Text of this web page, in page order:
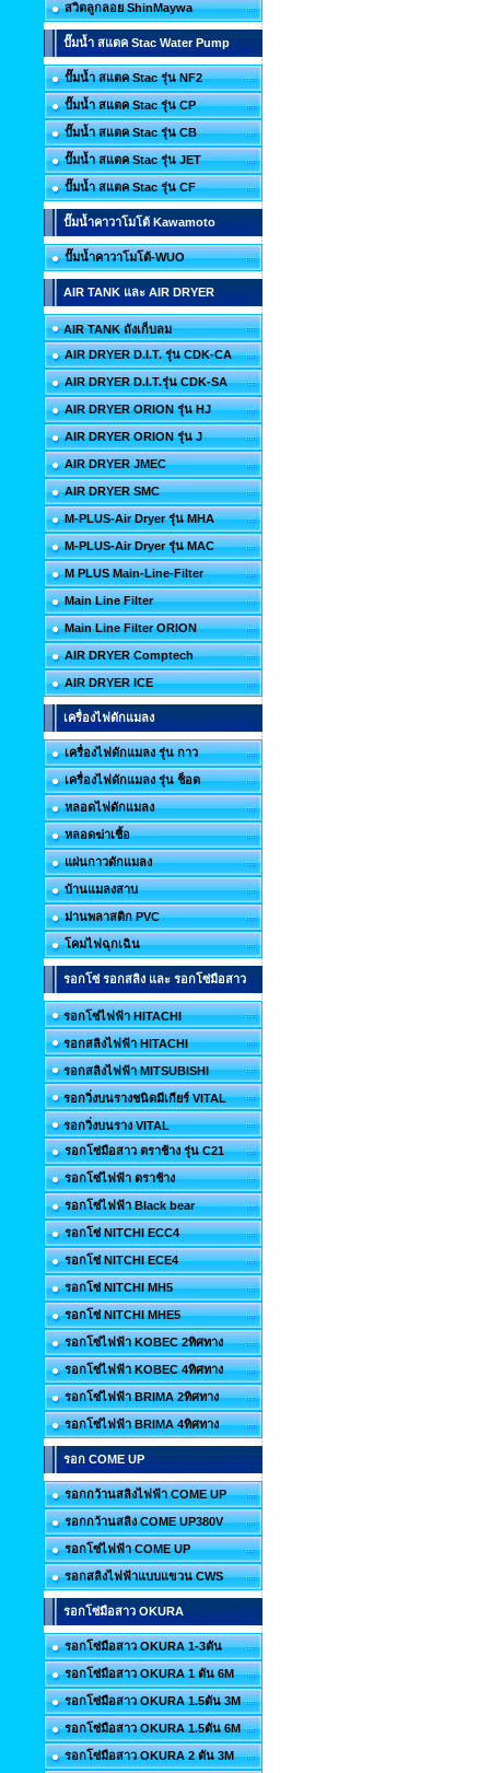
สวิตลูกลอย ShinMaywa
ปั๊มน้ำ สแตค Stac Water Pump
ปั๊มน้ำ สแตค Stac รุ่น NF2
ปั๊มน้ำ สแตค Stac รุ่น CP
ปั๊มน้ำ สแตค Stac รุ่น CB
ปั๊มน้ำ สแตค Stac รุ่น JET
ปั๊มน้ำ สแตค Stac รุ่น CF
ปั๊มน้ำคาวาโมโต้ Kawamoto
ปั๊มน้ำคาวาโมโต้-WUO
AIR TANK และ AIR DRYER
AIR TANK ถังเก็บลม
AIR DRYER D.I.T. รุ่น CDK-CA
AIR DRYER D.I.T.รุ่น CDK-SA
AIR DRYER ORION รุ่น HJ
AIR DRYER ORION รุ่น J
AIR DRYER JMEC
AIR DRYER SMC
M-PLUS-Air Dryer รุ่น MHA
M-PLUS-Air Dryer รุ่น MAC
M PLUS Main-Line-Filter
Main Line Filter
Main Line Filter ORION
AIR DRYER Comptech
AIR DRYER ICE
เครื่องไฟดักแมลง
เครื่องไฟดักแมลง รุ่น กาว
เครื่องไฟดักแมลง รุ่น ช็อต
หลอดไฟดักแมลง
หลอดฆ่าเชื้อ
แผ่นกาวดักแมลง
บ้านแมลงสาบ
ม่านพลาสติก PVC
โคมไฟฉุกเฉิน
รอกโซ่ รอกสลิง และ รอกโซ่มือสาว
รอกโซ่ไฟฟ้า HITACHI
รอกสลิงไฟฟ้า HITACHI
รอกสลิงไฟฟ้า MITSUBISHI
รอกวิ่งบนรางชนิดมีเกียร์ VITAL
รอกวิ่งบนราง VITAL
รอกโซ่มือสาว ตราช้าง รุ่น C21
รอกโซ่ไฟฟ้า ตราช้าง
รอกโซ่ไฟฟ้า Black bear
รอกโซ่ NITCHI ECC4
รอกโซ่ NITCHI ECE4
รอกโซ่ NITCHI MH5
รอกโซ่ NITCHI MHE5
รอกโซ่ไฟฟ้า KOBEC 2ทิศทาง
รอกโซ่ไฟฟ้า KOBEC 4ทิศทาง
รอกโซ่ไฟฟ้า BRIMA 2ทิศทาง
รอกโซ่ไฟฟ้า BRIMA 4ทิศทาง
รอก COME UP
รอกกว้านสลิงไฟฟ้า COME UP
รอกกว้านสลิง COME UP380V
รอกโซ่ไฟฟ้า COME UP
รอกสลิงไฟฟ้าแบบแขวน CWS
รอกโซ่มือสาว OKURA
รอกโซ่มือสาว OKURA 1-3ตัน
รอกโซ่มือสาว OKURA 1 ตัน 6M
รอกโซ่มือสาว OKURA 1.5ตัน 3M
รอกโซ่มือสาว OKURA 1.5ตัน 6M
รอกโซ่มือสาว OKURA 2 ตัน 3M